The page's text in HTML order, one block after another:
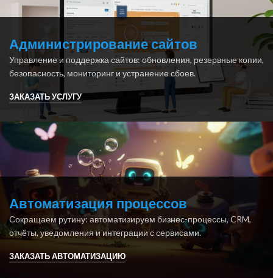
Администрирование сайтов
Управление и поддержка сайтов: обновления, резервные копии,
безопасность, мониторинг и устранение сбоев.
ЗАКАЗАТЬ УСЛУГУ
Автоматизация процессов
Сокращаем рутину: автоматизируем бизнес-процессы, CRM,
отчёты, уведомления и интеграции с сервисами.
ЗАКАЗАТЬ АВТОМАТИЗАЦИЮ